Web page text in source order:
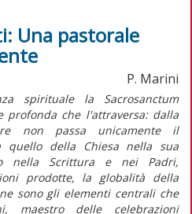
Una pastorale
P. Marini
spirituale la Sacrosanctum
profonda che l'attraversa: dalla
non passa unicamente il
della Chiesa nella sua
nella Scrittura e nei Padri,
prodotte, la globalità della
sono gli elementi centrali che
maestro delle celebrazioni